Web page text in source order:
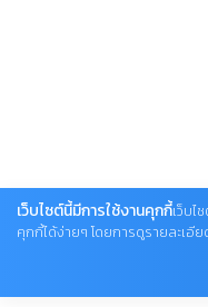
เว็บไซต์นี้มีการใช้งานคุกกี้เว็บไ
คุกกี้ได้ง่ายๆ โดยการดูรายละเอี